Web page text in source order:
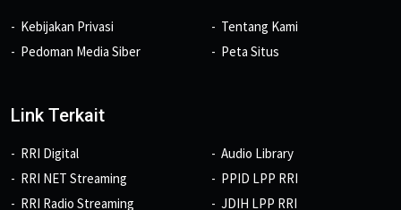
Kebijakan Privasi
Pedoman Media Siber
Tentang Kami
Peta Situs
Link Terkait
RRI Digital
RRI NET Streaming
RRI Radio Streaming
Audio Library
PPID LPP RRI
JDIH LPP RRI